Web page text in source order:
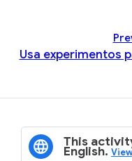
Usa experimentos
This
English.